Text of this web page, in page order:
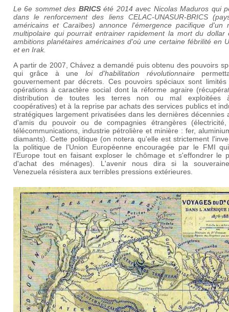
Le 6e sommet des BRICSété 2014 avec Nicolas Maduros qui
dans le renforcement des liens CELAC-UNASUR-BRICS
américains et Caraïbes) annonce l'émergence pacifique d'un
multipolaire qui pourrait entrainer rapidement la mort du dollar
ambitions planétaires américaines d'où une certaine fébrilité en
et en Irak.
A partir de 2007, Chávez a demandé puis obtenu des pouvoirs
qui grâce à une loi d'habilitation révolutionnaire
gouvernement par décrets. Ces pouvoirs spéciaux sont
opérations à caractère social dont la réforme agraire
distribution de toutes les terres non ou mal exploitées
coopératives) et à la reprise par achats des services publics et
stratégiques largement privatisées dans les dernières décennies
d'amis du pouvoir ou de compagnies étrangères
télécommunications, industrie pétrolière et minière : fer,
diamants). Cette politique (on notera qu'elle est strictement
la politique de l'Union Européenne encouragée par le FMI
l'Europe tout en faisant exploser le chômage et s'effondrer le
d'achat des ménages). L'avenir nous dira si la
Venezuela résistera aux terribles pressions extérieures.